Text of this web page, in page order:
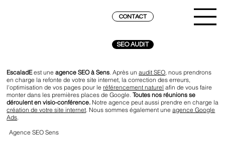
SEO AUDIT
CONTACT
EscaladEest uneagence SEO à Sens. Après unaudit SEO, nous prendrons
en charge la refonte de votre site internet, la correction des erreurs,
l'optimisation de vos pages pour leréférencement naturel afin de vous faire
monter dans les premières places de Google.Toutes nos réunions se
déroulent en visio-conférence. Notre agence peut aussi prendre en charge la
création de votre site internet. Nous sommes également uneagence Google
Ads.
Agence SEO Sens